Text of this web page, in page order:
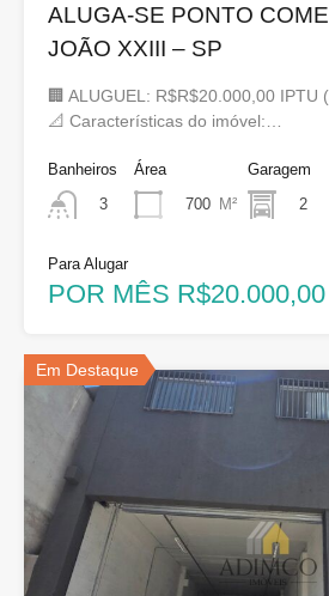
ALUGA-SE PONTO
JOÃO XXIII – SP
🏢 ALUGUEL: R$R$20.000,00 IPTU
📐 Características do imóvel:…
Banheiros
3
Área
700 M²
Garagem
2
Para Alugar
POR MÊS R$20.000,00
Em Destaque